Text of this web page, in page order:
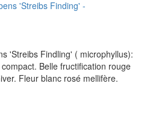
'Streibs Findling' ( microphyllus):
Belle fructification rouge
Fleur blanc rosé mellifère.